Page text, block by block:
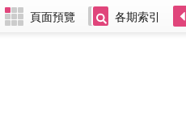
頁面預覽 各期索引